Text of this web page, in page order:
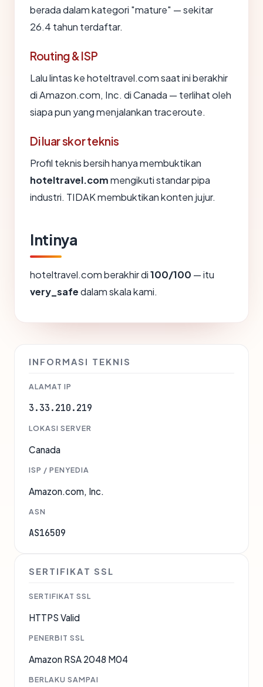
berada dalam kategori "mature" — sekitar
26.4 tahun terdaftar.
Routing & ISP
Lalu lintas ke hoteltravel.com saat ini berakhir
di Amazon.com, Inc. di Canada — terlihat oleh
siapa pun yang menjalankan traceroute.
Di luar skor teknis
Profil teknis bersih hanya membuktikan
hoteltravel.commengikuti standar pipa
industri. TIDAK membuktikan konten jujur.
Intinya
hoteltravel.com berakhir di100/100 — itu
very_safedalam skala kami.
INFORMASI TEKNIS
ALAMAT IP
3.33.210.219
LOKASI SERVER
Canada
ISP / PENYEDIA
Amazon.com, Inc.
ASN
AS16509
SERTIFIKAT SSL
SERTIFIKAT SSL
HTTPS Valid
PENERBIT SSL
Amazon RSA 2048 M04
BERLAKU SAMPAI